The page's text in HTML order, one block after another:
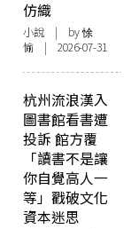
仿織
小說 | by 悇
愉 | 2026-07-31
杭州流浪漢入
圖書館看書遭
投訴 館方覆
「讀書不是讓
你自覺高人一
等」戳破文化
資本迷思